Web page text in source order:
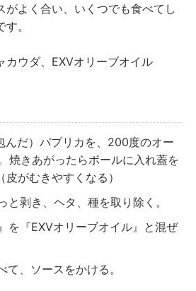
がよく合い、いくつでも食べてし
。
ウダ、EXVオリーブオイル
んだ）パプリカを、200度のオー
焼きあがったらボールに入れ蓋を
がむきやすくなる）
と剥き、ヘタ、種を取り除く。
を『EXVオリーブオイル』と混ぜ
、ソースをかける。